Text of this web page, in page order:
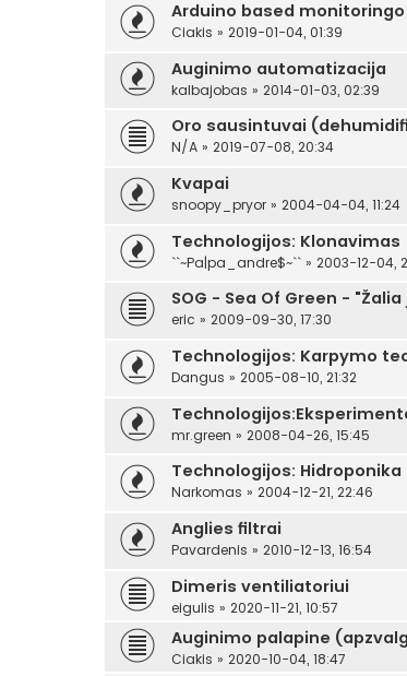
Arduino based
Ciakis » 2019-01-04, 01:39
Auginimo automatizacija
kalbajobas » 2014-01-03, 02:39
Oro sausintuvai
N/A » 2019-07-08, 20:34
Kvapai
snoopy_pryor » 2004-04-04, 11:24
Technologijos: Klonavimas
``~Pa|pa_andre$~`` » 2003-12-04,
SOG - Sea Of Green - "Žalia
eric » 2009-09-30, 17:30
Technologijos: Karpymo
Dangus » 2005-08-10, 21:32
mr.green » 2008-04-26, 15:45
Technologijos: Hidroponika
Narkomas » 2004-12-21, 22:46
Anglies filtrai
Pavardenis » 2010-12-13, 16:54
Dimeris ventiliatoriui
eigulis » 2020-11-21, 10:57
Auginimo palapine
Ciakis » 2020-10-04, 18:47